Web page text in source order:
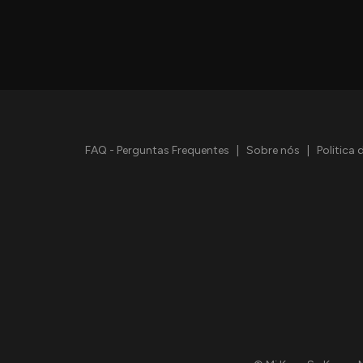
FAQ - Perguntas Frequentes Sobre nós Politica